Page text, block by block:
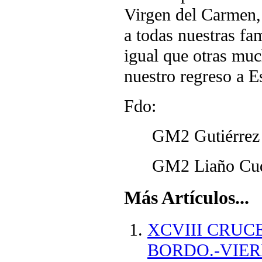
Virgen del
a todas nuestras
igual que otras
nuestro regreso a
Fdo:
GM2 Gutiérrez
GM2 Liaño
Más Artículos...
XCVIII
BORDO.-